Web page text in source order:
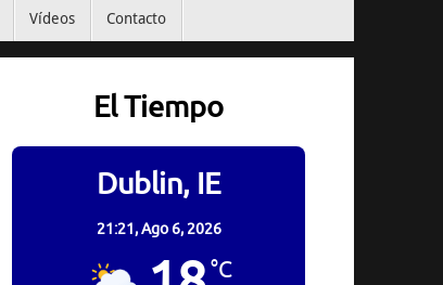
Vídeos Contacto
El Tiempo
Dublin, IE
21:21,Ago 6, 2026
°C